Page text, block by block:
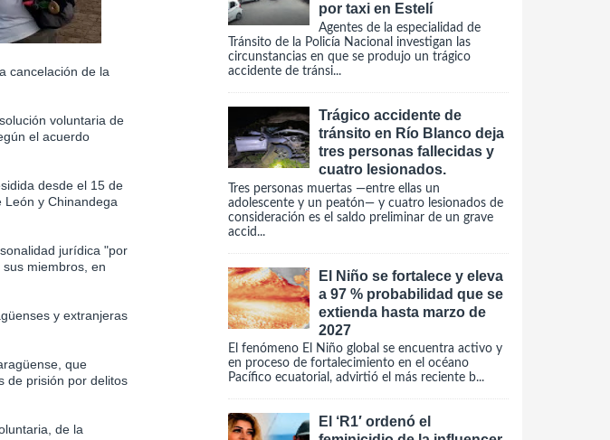
cancelación de la
voluntaria de
el acuerdo
desde el 15 de
y Chinandega
jurídica "por
miembros, en
y extranjeras
que
de prisión por delitos
de la
por taxi en Estelí
Agentes de la especialidad de
Tránsito de la Policía Nacional investigan las
circunstancias en que se produjo un trágico
accidente de tránsi...
Trágico accidente de
tránsito en Río Blanco deja
tres personas fallecidas y
cuatro lesionados.
Tres personas muertas —entre ellas un
adolescente y un peatón— y cuatro lesionados de
consideración es el saldo preliminar de un grave
accid...
El Niño se fortalece y eleva
a 97 % probabilidad que se
extienda hasta marzo de
2027
El fenómeno El Niño global se encuentra activo y
en proceso de fortalecimiento en el océano
Pacífico ecuatorial, advirtió el más reciente b...
El ‘R1′ ordenó el